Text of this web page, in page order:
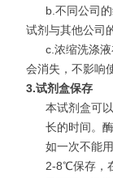
b.不同公司的
试剂与其他公司
c.浓缩洗涤液
会消失，不影响
3.试剂盒保存
本试剂盒可
长的时间。
如一次不能
2-8℃保存，